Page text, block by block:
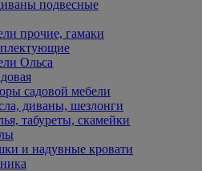
подвесные
прочие, гамаки
Ольса
садовой мебели
диваны, шезлонги
табуреты, скамейки
и надувные кровати